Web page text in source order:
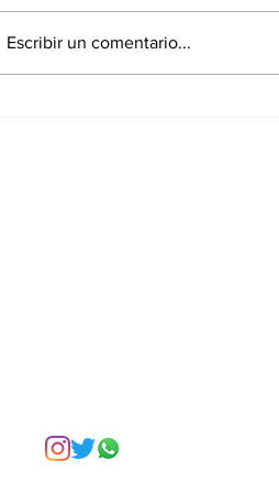
Escribir un comentario...